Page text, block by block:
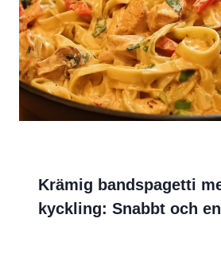
Krämig bandspagetti
kyckling: Snabbt och